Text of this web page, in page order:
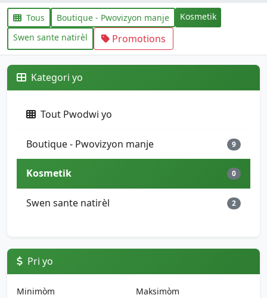
Tous Boutique - Pwovizyon manje
Kosmetik
Swen sante natirèl
Promotions
Kategori yo
Tout Pwodwi yo
Boutique - Pwovizyon manje 9
Kosmetik 0
Swen sante natirèl 2
Pri yo
Minimòm Maksimòm